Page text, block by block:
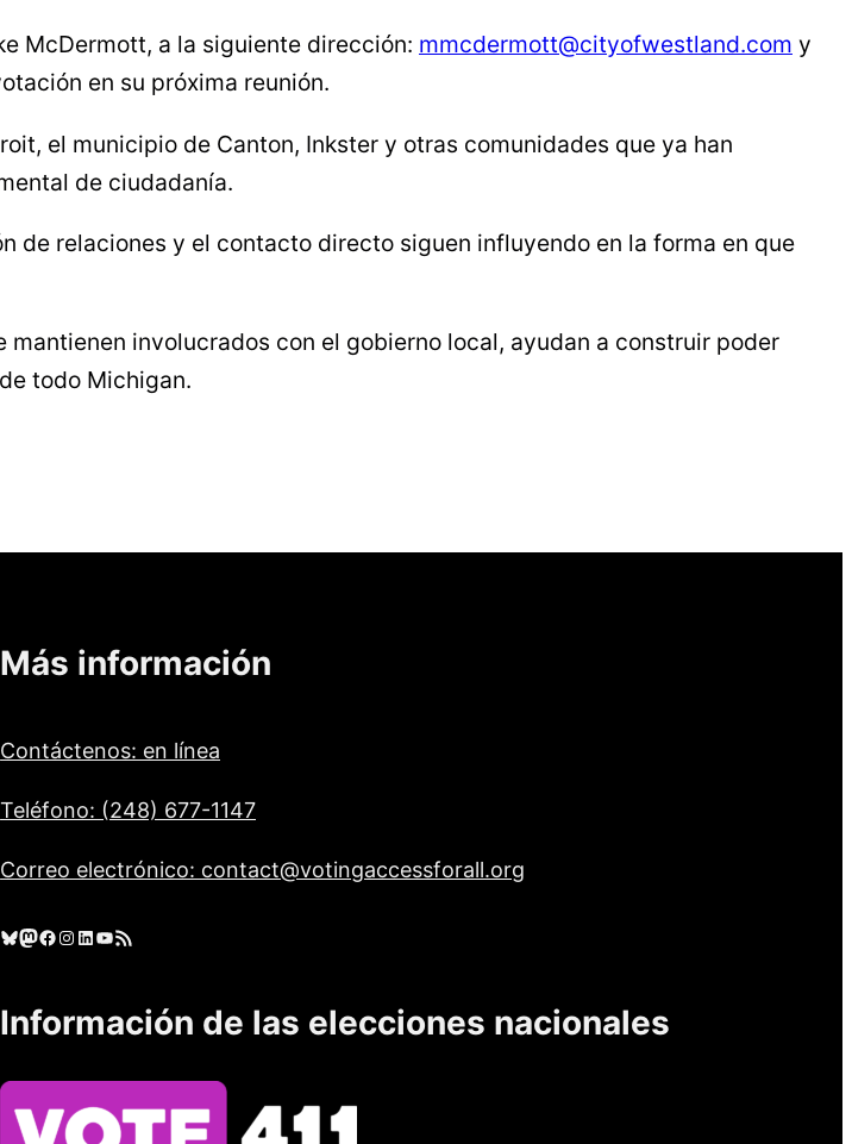
McDermott, a la siguiente dirección: mmcdermott@cityofwestland.com y
en su próxima reunión.
el municipio de Canton, Inkster y otras comunidades que ya han
de ciudadanía.
relaciones y el contacto directo siguen influyendo en la forma en que
involucrados con el gobierno local, ayudan a construir poder
todo Michigan.
Más información
Contáctenos: en línea
Teléfono: (248) 677-1147
Correo electrónico: contact@votingaccessforall.org
Cielo azul Mastodonte Facebook Instagram LinkedIn YouTube Feed RSS
Información de las elecciones nacionales